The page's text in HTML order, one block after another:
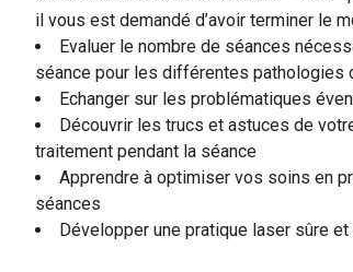
il vous est demandé d’avoir terminer le
Evaluer le nombre de séances
séance pour les différentes pathologies
Echanger sur les problématiques
Découvrir les trucs et astuces de
traitement pendant la séance
Apprendre à optimiser vos soins en
séances
Développer une pratique laser sûre